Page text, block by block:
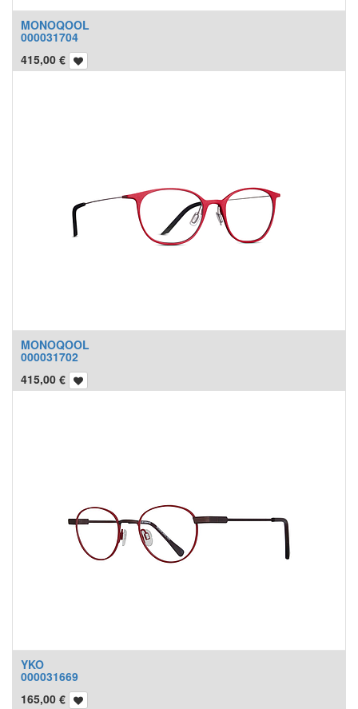
MONOQOOL
000031704
415,00 €
MONOQOOL
000031702
415,00 €
YKO
000031669
165,00 €